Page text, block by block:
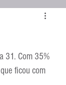
Compra Exterior
Enquete
31. Com 35%
ficou com